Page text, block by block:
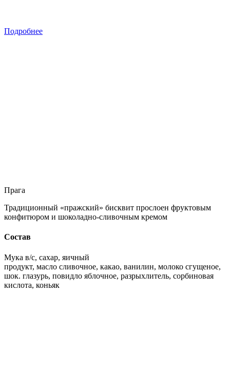
Подробнее
Прага
Традиционный «пражский» бисквит прослоен фруктовым
конфитюром и шоколадно-сливочным кремом
Состав
Мука в/с, сахар, яичный
продукт, масло сливочное, какао, ванилин, молоко сгущеное,
шок. глазурь, повидло яблочное, разрыхлитель, сорбиновая
кислота, коньяк